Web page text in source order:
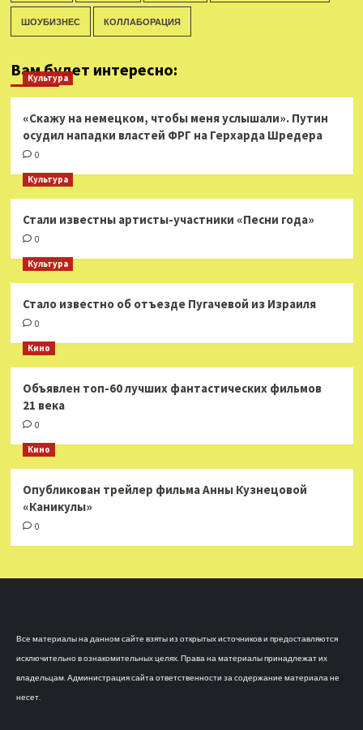
ШОУБИЗНЕС КОЛЛАБОРАЦИЯ
Вам будет интересно:
Культура
«Скажу на немецком, чтобы меня услышали». Путин
осудил нападки властей ФРГ на Герхарда Шредера
0
Культура
Стали известны артисты-участники «Песни года»
0
Культура
Стало известно об отъезде Пугачевой из Израиля
0
Кино
Объявлен топ-60 лучших фантастических фильмов
21 века
0
Кино
Опубликован трейлер фильма Анны Кузнецовой
«Каникулы»
0
Все материалы на данном сайте взяты из открытых источников и предоставляются
исключительно в ознакомительных целях. Права на материалы принадлежат их
владельцам. Администрация сайта ответственности за содержание материала не
несет.